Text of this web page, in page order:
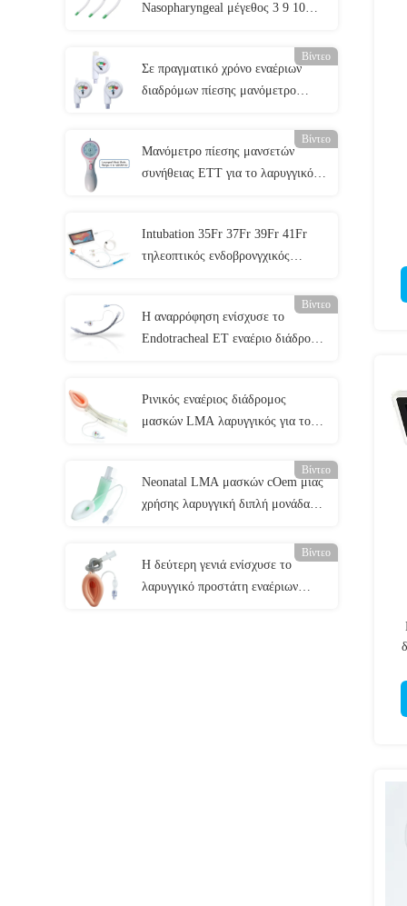
Nasopharyngeal μέγεθος 3 9 10
Βίντεο
Σε πραγματικό χρόνο εναέριων
διαδρόμων πίεσης μανόμετρο
Βίντεο
Μανόμετρο πίεσης μανσετών
συνήθειας ETT για το λαρυγγικό
Intubation 35Fr 37Fr 39Fr 41Fr
τηλεοπτικός ενδοβρονγχικός
Βίντεο
Η αναρρόφηση ενίσχυσε το
Endotracheal ET εναέριο διάδρομο
Ρινικός εναέριος διάδρομος
μασκών LMA λαρυγγικός για το
Βίντεο
Neonatal LMA μασκών cOem μίας
χρήσης λαρυγγική διπλή μονάδα
Βίντεο
Η δεύτερη γενιά ενίσχυσε το
λαρυγγικό προστάτη εναέριων